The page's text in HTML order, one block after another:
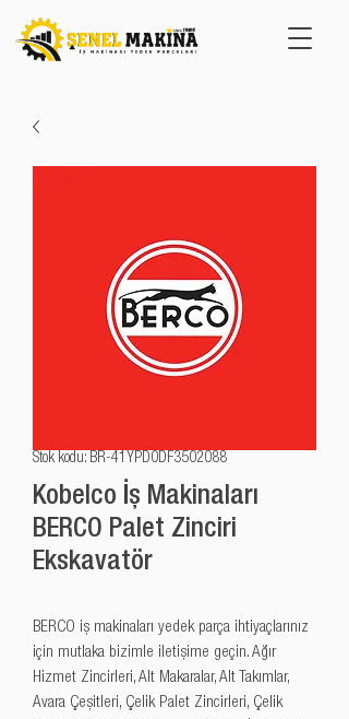
Stok kodu: BR-41YPD0DF3502088
Kobelco İş Makinaları
BERCO Palet Zinciri
Ekskavatör
BERCO iş makinaları yedek parça ihtiyaçlarınız
için mutlaka bizimle iletişime geçin. Ağır
Hizmet Zincirleri, Alt Makaralar, Alt Takımlar,
Avara Çeşitleri, Çelik Palet Zincirleri, Çelik